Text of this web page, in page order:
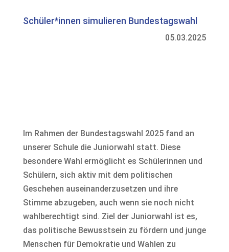
Schüler*innen simulieren Bundestagswahl
05.03.2025
Im Rahmen der Bundestagswahl 2025 fand an
unserer Schule die Juniorwahl statt. Diese
besondere Wahl ermöglicht es Schülerinnen und
Schülern, sich aktiv mit dem politischen
Geschehen auseinanderzusetzen und ihre
Stimme abzugeben, auch wenn sie noch nicht
wahlberechtigt sind. Ziel der Juniorwahl ist es,
das politische Bewusstsein zu fördern und junge
Menschen für Demokratie und Wahlen zu